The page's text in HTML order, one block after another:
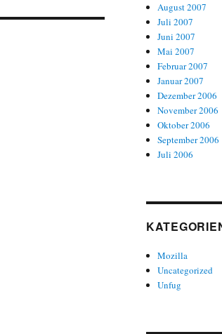
August 2007
Juli 2007
Juni 2007
Mai 2007
Februar 2007
Januar 2007
Dezember 2006
November 2006
Oktober 2006
September 2006
Juli 2006
Mozilla
Uncategorized
Unfug